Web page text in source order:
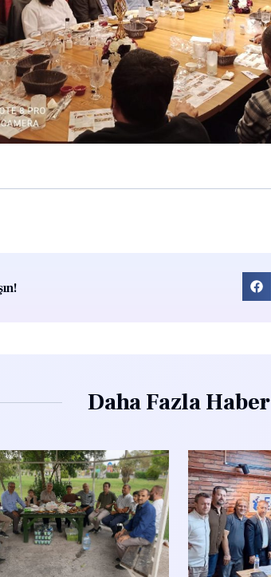
Daha Fazla Haber